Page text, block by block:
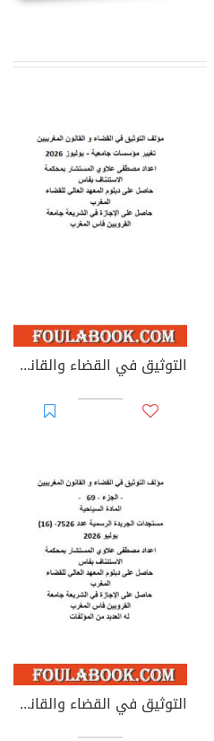
التوثيق في القضاء والقانون المغربيين: تغيير مؤسسات جامعية - يوليوز 2026
التوثيق في القضاء والقانون المغربيين - الجزء 69